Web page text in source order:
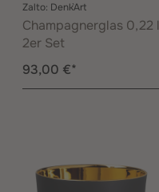
Zalto: Denk`Art
Champagnerglas 0,22 l
2er Set
93,00 €*